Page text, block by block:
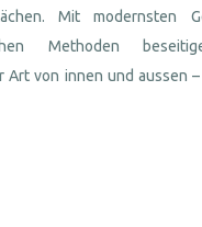
Mit modernsten
Methoden
von innen und aussen